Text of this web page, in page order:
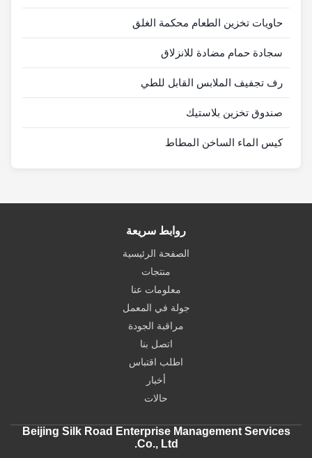
حاويات تخزين الطعام محكمة الغلق
سجادة حمام مضادة للانزلاق
رف تجفيف الملابس القابل للطي
صندوق تخزين بلاستيك
كيس الماء الساخن المطاط
روابط سريعة
الصفحة الرئيسية
منتجات
معلومات عنا
جولة في المعمل
مراقبة الجودة
اتصل بنا
اطلب اقتباس
أخبار
حالات
Beijing Silk Road Enterprise Management Services
Co., Ltd.